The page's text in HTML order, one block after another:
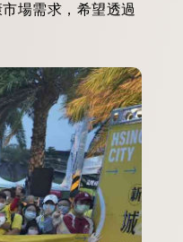
場需求，希望透過